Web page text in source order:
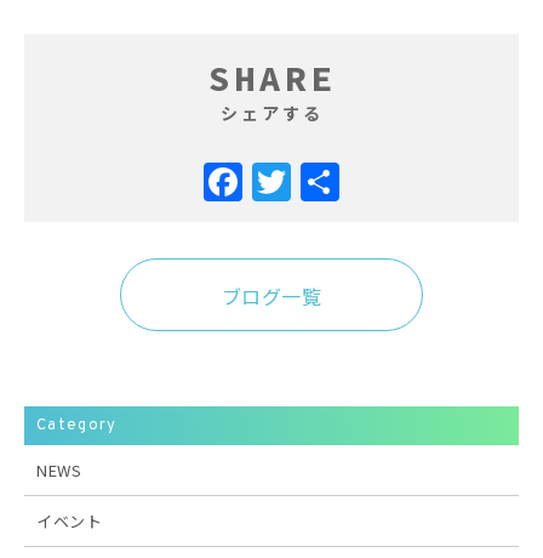
SHARE
シェアする
Facebook
Twitter
ブログ一覧
Category
NEWS
イベント